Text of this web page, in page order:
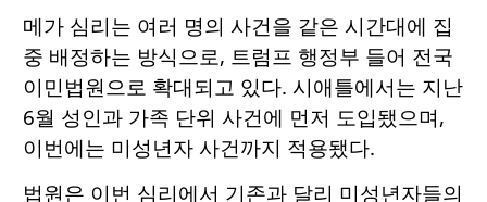
메가 심리는 여러 명의 사건을 같은 시간대에 집
중 배정하는 방식으로, 트럼프 행정부 들어 전국
이민법원으로 확대되고 있다. 시애틀에서는 지난
6월 성인과 가족 단위 사건에 먼저 도입됐으며,
이번에는 미성년자 사건까지 적용됐다.
법원은 이번 심리에서 기존과 달리 미성년자들의